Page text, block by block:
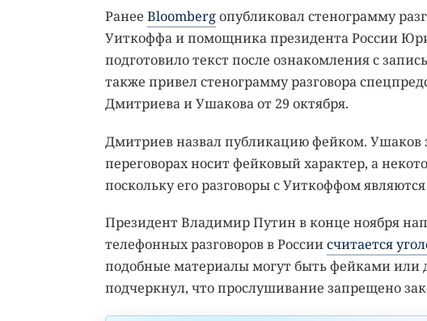
Ранее Bloombergопубликовал стенограмму
Уиткоффа и помощника президента России
подготовило текст после ознакомления с
также привел стенограмму разговора
Дмитриева и Ушакова от 29 октября.
Дмитриев назвал публикацию фейком. Ушаков
переговорах носит фейковый характер, а
поскольку его разговоры с Уиткоффом
Президент Владимир Путин в конце ноября
телефонных разговоров в Россиисчитается
подобные материалы могут быть фейками или
подчеркнул, что прослушивание запрещено